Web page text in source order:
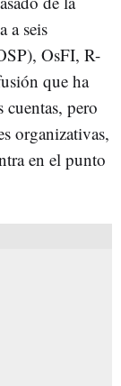
a seis
OsFI, R-
que ha
pero
organizativas,
en el punto